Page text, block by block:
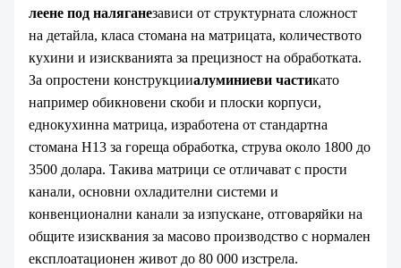
леене под наляганезависи от структурната сложност
на детайла, класа стомана на матрицата, количеството
кухини и изискванията за прецизност на обработката.
За опростени конструкцииалуминиеви частикато
например обикновени скоби и плоски корпуси,
еднокухинна матрица, изработена от стандартна
стомана H13 за гореща обработка, струва около 1800 до
3500 долара. Такива матрици се отличават с прости
канали, основни охладителни системи и
конвенционални канали за изпускане, отговаряйки на
общите изисквания за масово производство с нормален
експлоатационен живот до 80 000 изстрела.